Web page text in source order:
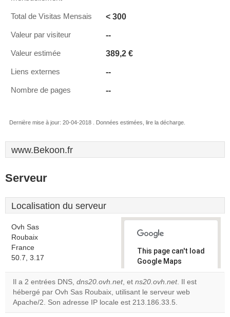
Total de Visitas Mensais < 300
Valeur par visiteur --
Valeur estimée 389,2 €
Liens externes --
Nombre de pages --
Dernière mise à jour: 20-04-2018 . Données estimées, lire la décharge.
www.Bekoon.fr
Serveur
Localisation du serveur
Ovh Sas
Roubaix
France
50.7, 3.17
This page can't load
Google Maps
correctly.
Do you
own this
Il a 2 entrées DNS, dns20.ovh.net, et ns20.ovh.net. Il est
hébergé par Ovh Sas Roubaix, utilisant le serveur web
Apache/2. Son adresse IP locale est 213.186.33.5.